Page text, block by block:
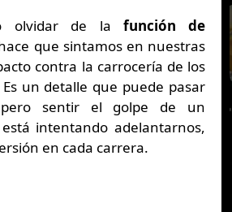
olvidar de la función de
que sintamos en nuestras
contra la carrocería de los
un detalle que puede pasar
pero sentir el golpe de un
intentando adelantarnos,
en cada carrera.